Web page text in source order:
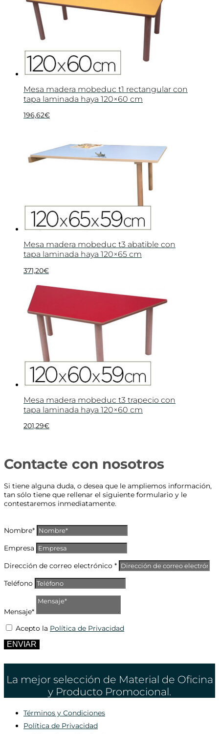
Mesa madera mobeduc t1 rectangular con
tapa laminada haya 120×60 cm
196,62€
Mesa madera mobeduc t3 abatible con
tapa laminada haya 120×65 cm
371,20€
Mesa madera mobeduc t3 trapecio con
tapa laminada haya 120×60 cm
201,29€
Contacte con nosotros
Si tiene alguna duda, o desea que le ampliemos información,
tan sólo tiene que rellenar el siguiente formulario y le
contestaremos inmediatamente.
Nombre*
Empresa
Dirección de correo electrónico *
Teléfono
Mensaje*
Acepto la Política de Privacidad
ENVIAR
La mejor selección de Material de Oficina
y Producto Promocional.
Términos y Condiciones
Política de Privacidad